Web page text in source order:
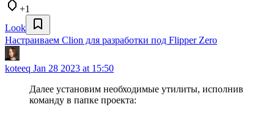
+1
Look
Настраиваем Clion для разработки под Flipper Zero
koteeq Jan 28 2023 at 15:50
Далее установим необходимые утилиты, исполнив
команду в папке проекта: